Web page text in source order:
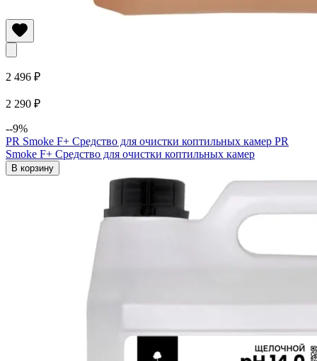
2 496 ₽
2 290 ₽
--9%
PR Smoke F+ Средство для очистки коптильных камер PR
Smoke F+ Средство для очистки коптильных камер
В корзину